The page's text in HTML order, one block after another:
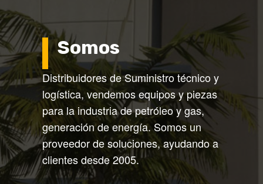
Somos
Distribuidores de Suministro técnico y
logística, vendemos equipos y piezas
para la industria de petróleo y gas,
generación de energía. Somos un
proveedor de soluciones, ayudando a
clientes desde 2005.